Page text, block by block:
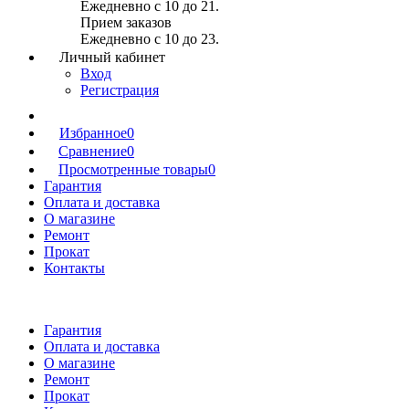
Ежедневно с 10 до 21.
Прием заказов
Ежедневно с 10 до 23.
Личный кабинет
Вход
Регистрация
Избранное0
Сравнение0
Просмотренные товары0
Гарантия
Оплата и доставка
О магазине
Ремонт
Прокат
Контакты
Гарантия
Оплата и доставка
О магазине
Ремонт
Прокат